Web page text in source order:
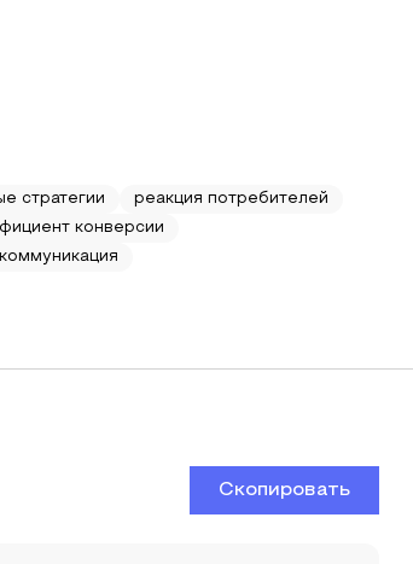
стратегии
реакция потребителей
конверсии
Скопировать